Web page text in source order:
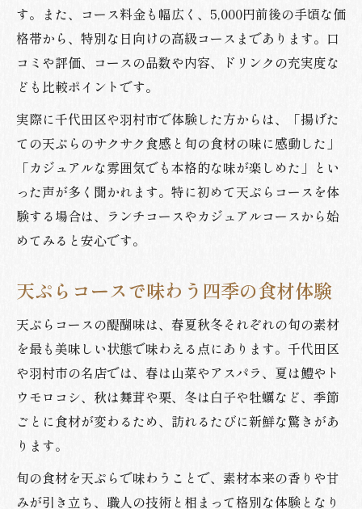
す。また、コース料金も幅広く、5,000円前後の手頃な価
格帯から、特別な日向けの高級コースまであります。口
コミや評価、コースの品数や内容、ドリンクの充実度な
ども比較ポイントです。
実際に千代田区や羽村市で体験した方からは、「揚げた
ての天ぷらのサクサク食感と旬の食材の味に感動した」
「カジュアルな雰囲気でも本格的な味が楽しめた」とい
った声が多く聞かれます。特に初めて天ぷらコースを体
験する場合は、ランチコースやカジュアルコースから始
めてみると安心です。
天ぷらコースで味わう四季の食材体験
天ぷらコースの醍醐味は、春夏秋冬それぞれの旬の素材
を最も美味しい状態で味わえる点にあります。千代田区
や羽村市の名店では、春は山菜やアスパラ、夏は鱧やト
ウモロコシ、秋は舞茸や栗、冬は白子や牡蠣など、季節
ごとに食材が変わるため、訪れるたびに新鮮な驚きがあ
ります。
旬の食材を天ぷらで味わうことで、素材本来の香りや甘
みが引き立ち、職人の技術と相まって格別な体験となり